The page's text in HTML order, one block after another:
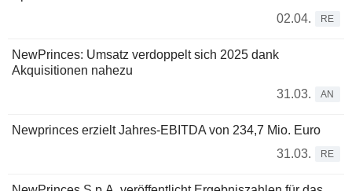
02.04.
RE
NewPrinces: Umsatz verdoppelt sich 2025 dank
Akquisitionen nahezu
31.03.
AN
Newprinces erzielt Jahres-EBITDA von 234,7 Mio. Euro
31.03.
RE